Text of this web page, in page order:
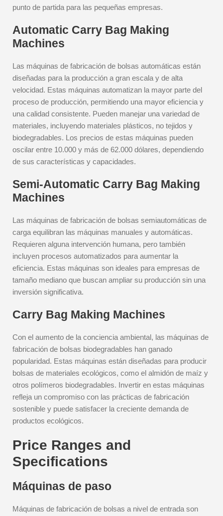
punto de partida para las pequeñas empresas.
Automatic Carry Bag Making
Machines
Las máquinas de fabricación de bolsas automáticas están
diseñadas para la producción a gran escala y de alta
velocidad. Estas máquinas automatizan la mayor parte del
proceso de producción, permitiendo una mayor eficiencia y
una calidad consistente. Pueden manejar una variedad de
materiales, incluyendo materiales plásticos, no tejidos y
biodegradables. Los precios de estas máquinas pueden
oscilar entre 10.000 y más de 62.000 dólares, dependiendo
de sus características y capacidades.
Semi-Automatic Carry Bag Making
Machines
Las máquinas de fabricación de bolsas semiautomáticas de
carga equilibran las máquinas manuales y automáticas.
Requieren alguna intervención humana, pero también
incluyen procesos automatizados para aumentar la
eficiencia. Estas máquinas son ideales para empresas de
tamaño mediano que buscan ampliar su producción sin una
inversión significativa.
Carry Bag Making Machines
Con el aumento de la conciencia ambiental, las máquinas de
fabricación de bolsas biodegradables han ganado
popularidad. Estas máquinas están diseñadas para producir
bolsas de materiales ecológicos, como el almidón de maíz y
otros polímeros biodegradables. Invertir en estas máquinas
refleja un compromiso con las prácticas de fabricación
sostenible y puede satisfacer la creciente demanda de
productos ecológicos.
Price Ranges and
Specifications
Máquinas de paso
Máquinas de fabricación de bolsas a nivel de entrada son